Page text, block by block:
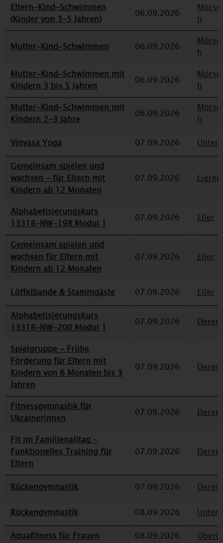
Eltern-Kind-Schwimmen
(Kinder von 3-5 Jahren)
06.09.2026
h
Mutter-Kind-Schwimmen 06.09.2026
h
Mutter-Kind-Schwimmen mit
Kindern 3 bis 5 Jahren
06.09.2026
h
Mutter-Kind-Schwimmen mit
Kindern 2-3 Jahre
06.09.2026
h
Vinyasa Yoga
07.09.2026
Gemeinsam spielen und
wachsen - für Eltern mit
Kindern ab 12 Monaten
07.09.2026
Alphabetisierungskurs
13318-NW-198 Modul 1
07.09.2026 Eller
Gemeinsam spielen und
wachsen für Eltern mit
Kindern ab 12 Monaten
07.09.2026 Eller
Löffelbande & Stammgäste 07.09.2026
Eller
Alphabetisierungskurs
13318-NW-200 Modul 1
07.09.2026
Spielgruppe - Frühe
Förderung für Eltern mit
Kindern von 6 Monaten bis 3
Jahren
07.09.2026
Fitnessgymnastik für
Ukrainerinnen
07.09.2026
Fit im Familienalltag -
Funktionelles Training für
Eltern
07.09.2026
Rückengymnastik 07.09.2026
Rückengymnastik 08.09.2026
Aquafitness für Frauen
08.09.2026